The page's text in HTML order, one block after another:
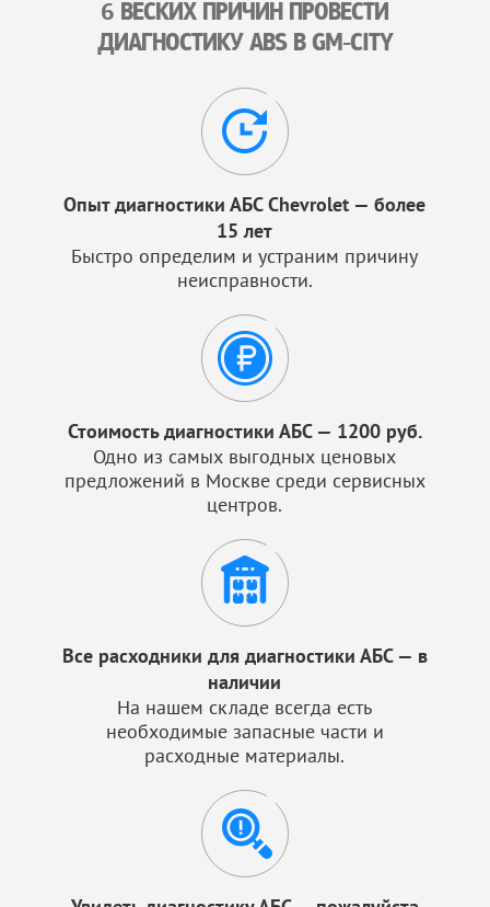
6 ВЕСКИХ ПРИЧИН ПРОВЕСТИ
ДИАГНОСТИКУ ABS В GM-CITY
Опыт диагностики АБС Chevrolet — более
15 лет
Быстро определим и устраним причину
неисправности.
Стоимость диагностики АБС — 1200 руб.
Одно из самых выгодных ценовых
предложений в Москве среди сервисных
центров.
Все расходники для диагностики АБС — в
наличии
На нашем складе всегда есть
необходимые запасные части и
расходные материалы.